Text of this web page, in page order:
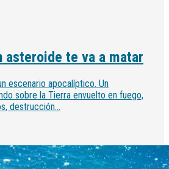
asteroide te va a matar
escenario apocalíptico. Un
sobre la Tierra envuelto en fuego,
destrucción...